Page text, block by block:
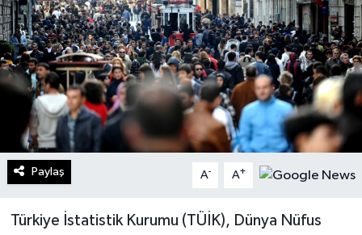
Paylaş A- A+
Türkiye İstatistik Kurumu (TÜİK), Dünya Nüfus
Lider Haber TV Canlı Yayın izle